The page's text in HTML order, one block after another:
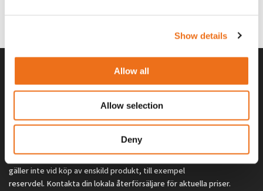
Show details
Allow all
Allow selection
Deny
Alla priser på tillbehör och tillval gäller vid köp av ny maskin. Priserna
gäller inte vid köp av enskild produkt, till exempel
reservdel. Kontakta din lokala återförsäljare för aktuella priser.